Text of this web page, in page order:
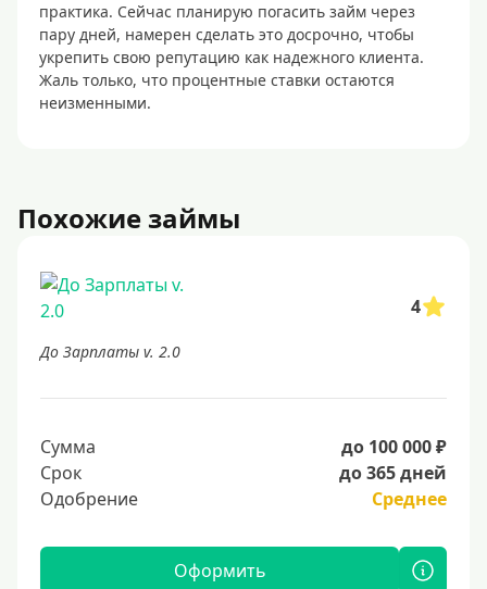
практика. Сейчас планирую погасить займ через
пару дней, намерен сделать это досрочно, чтобы
укрепить свою репутацию как надежного клиента.
Жаль только, что процентные ставки остаются
неизменными.
Похожие займы
4
До Зарплаты v. 2.0
Сумма
до 100 000 ₽
Срок
до 365 дней
Одобрение
Среднее
Оформить